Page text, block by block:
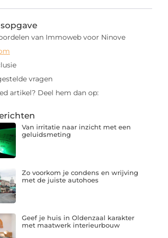
van Immoweb voor Ninove
vragen
artikel? Deel hem dan op:
Van irritatie naar inzicht met een
geluidsmeting
Zo voorkom je condens en wrijving
met de juiste autohoes
Geef je huis in Oldenzaal karakter
met maatwerk interieurbouw